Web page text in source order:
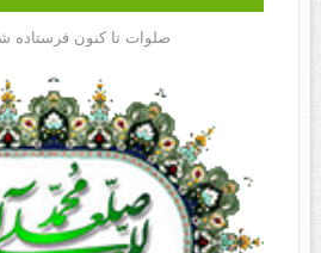
صلوات تا کنون